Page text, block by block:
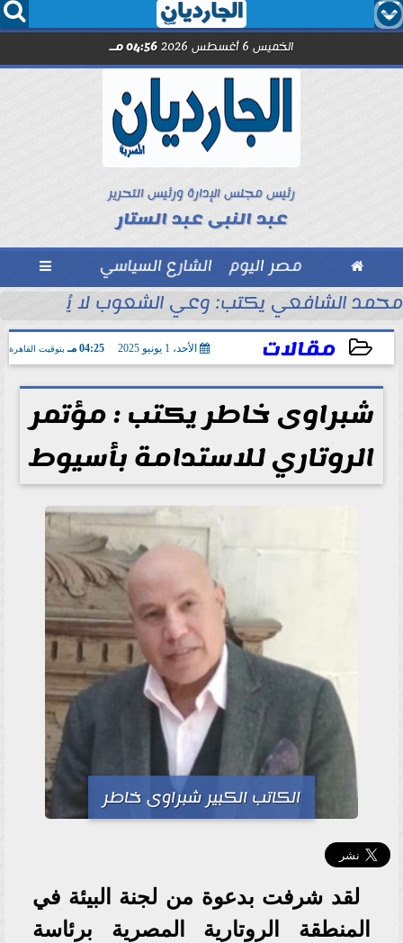
  
الخميس 6 أغسطس 2026 04:56 مـ
رئيس مجلس الإدارة ورئيس التحرير
عبد النبى عبد الستار
 مصر اليوم الشارع السياسي 
صلاح.. اليوم
محمد الشافعي يكتب: وعي الشعوب لا يُقاس
مقالات الأحد، 1 يونيو 2025 04:25 مـ بتوقيت القاهرة
2025-06-01 16:25:05
شبراوى خاطر يكتب : مؤتمر
الروتاري للاستدامة بأسيوط
الكاتب الكبير شبراوى خاطر
لقد شرفت بدعوة من لجنة البيئة في
المنطقة الروتارية المصرية برئاسة